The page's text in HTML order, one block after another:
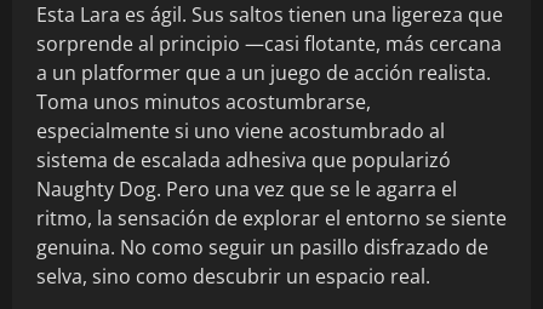
Esta Lara es ágil. Sus saltos tienen una ligereza que
sorprende al principio —casi flotante, más cercana
a un platformer que a un juego de acción realista.
Toma unos minutos acostumbrarse,
especialmente si uno viene acostumbrado al
sistema de escalada adhesiva que popularizó
Naughty Dog. Pero una vez que se le agarra el
ritmo, la sensación de explorar el entorno se siente
genuina. No como seguir un pasillo disfrazado de
selva, sino como descubrir un espacio real.